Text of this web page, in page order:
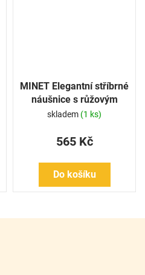
MINET Elegantní stříbrné
náušnice s růžovým
zirkonem
skladem (1 ks)
565 Kč
Do košíku